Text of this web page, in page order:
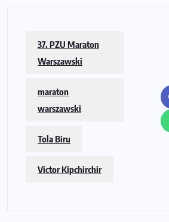
37. PZU Maraton
Warszawski
maraton
warszawski
Tola Biru
Victor Kipchirchir